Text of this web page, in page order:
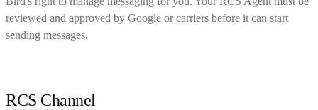
reviewed and approved by Google or carriers before it can start
sending messages.
RCS Channel